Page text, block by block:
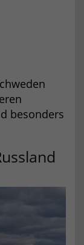
besonders